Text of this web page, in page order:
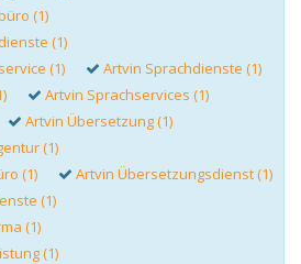
(1)
(1)
(1)
Artvin Sprachdienste (1)
Artvin Sprachservices (1)
Artvin Übersetzung (1)
(1)
(1)
Artvin Übersetzungsdienst (1)
(1)
(1)
(1)